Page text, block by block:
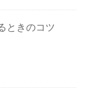
ときのコツ